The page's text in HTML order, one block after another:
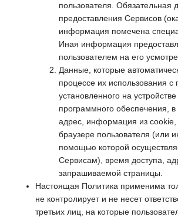
пользователя. Обязательная
предоставления Сервисов
информация помечена
Иная информация
пользователем на его
Данные, которые
процессе их использования
установленного на
программного обеспечения,
адрес, информация из
браузере пользователя (или
помощью которой
Сервисам), время доступа,
запрашиваемой страницы.
Настоящая Политика применима
не контролирует и не несет
третьих лиц, на которые